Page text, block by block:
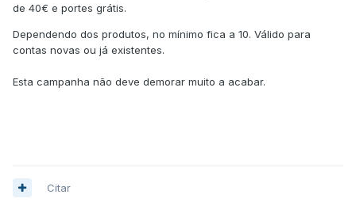
de 40€ e portes grátis.
Dependendo dos produtos, no mínimo fica a 10. Válido para
contas novas ou já existentes.
Esta campanha não deve demorar muito a acabar.
Citar